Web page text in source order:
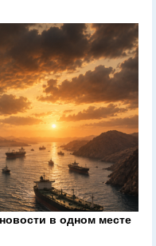
в одном месте